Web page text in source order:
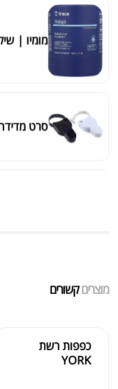
מומיו |
סרט
מוצריםקשורים
כפפות רשת
YORK